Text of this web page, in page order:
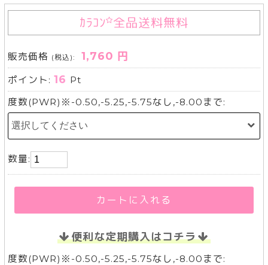
ｶﾗｺﾝ 全品送料無料
販売価格 (税込): 1,760 円
ポイント:16 Pt
度数(PWR)※-0.50,-5.25,-5.75なし,-8.00まで:
数量:
カートに入れる
便利な定期購入はコチラ
度数(PWR)※-0.50,-5.25,-5.75なし,-8.00まで: